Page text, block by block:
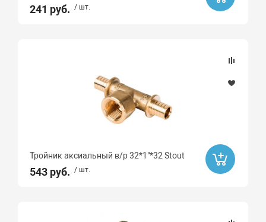
241 руб. / шт.
Тройник аксиальный в/р 32*1"*32 Stout
543 руб. / шт.